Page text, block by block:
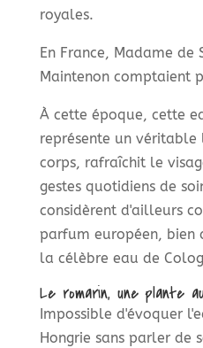
royales.
En France, Madame de
Maintenon comptaient
À cette époque, cette
représente un
corps, rafraîchit le
gestes quotidiens de
considèrent d'ailleurs
parfum européen, bien
la célèbre eau de
Le romarin, une plante
Impossible d'évoquer
Hongrie sans parler de